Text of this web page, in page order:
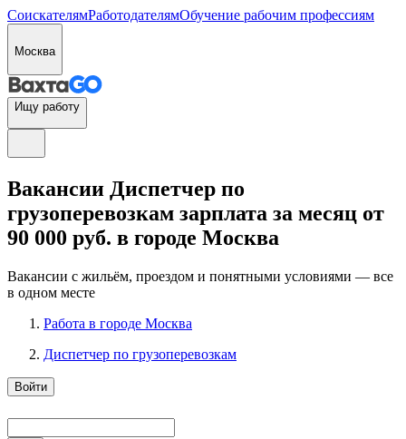
СоискателямРаботодателямОбучение рабочим профессиям
Москва
Ищу работу
Вакансии Диспетчер по
грузоперевозкам зарплата за месяц от
90 000 руб. в городе Москва
Вакансии с жильём, проездом и понятными условиями — все
в одном месте
Работа в городе Москва
Диспетчер по грузоперевозкам
Войти